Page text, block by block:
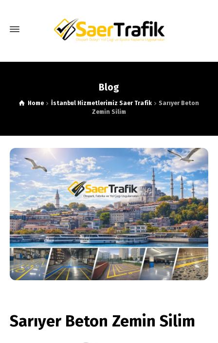
Blog
Home İstanbul Hizmetlerimiz Saer Trafik
Sarıyer Beton
Zemin Silim
Sarıyer Beton Zemin Silim